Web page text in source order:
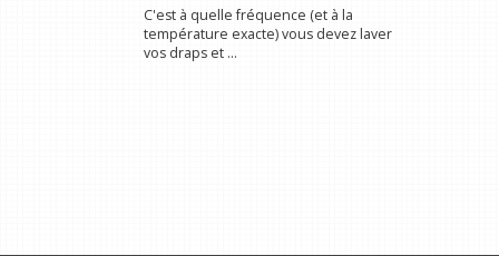
C'est à quelle fréquence (et à la
température exacte) vous devez laver
vos draps et ...